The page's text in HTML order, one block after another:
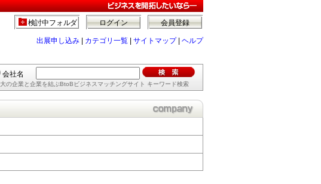
会員登録
ログイン
検討中フォルダ
出展申し込み カテゴリ一覧 サイトマップ| ヘルプ
会社名
の企業と企業を結ぶBtoBビジネスマッチングサイト キーワード検索